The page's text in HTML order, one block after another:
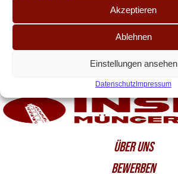
Akzeptieren
Ablehnen
Einstellungen ansehen
DatenschutzImpressum
ÜBER UNS
BEWERBEN